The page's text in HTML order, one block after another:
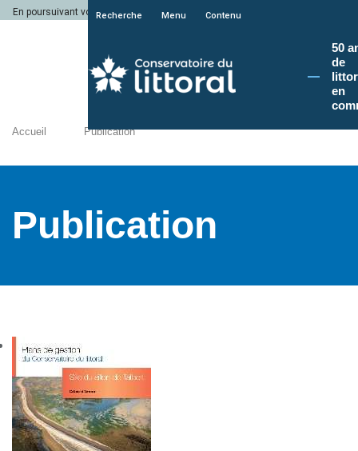
En poursuivant votre navigation sur le site du Conservatoire du littoral, vous
Recherche Menu Contenu
50
de
en
Accueil Publication
Publication